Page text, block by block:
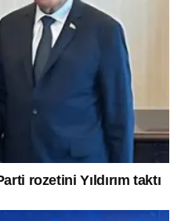
rozetini Yıldırım taktı